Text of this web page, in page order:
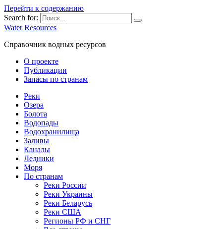
Перейти к содержанию
Search for:
Water Resources
Справочник водных ресурсов
О проекте
Публикации
Запасы по странам
Реки
Озера
Болота
Водопады
Водохранилища
Заливы
Каналы
Ледники
Моря
По странам
Реки России
Реки Украины
Реки Беларусь
Реки США
Регионы РФ и СНГ